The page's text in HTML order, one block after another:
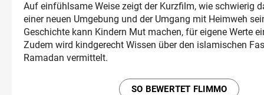
Auf einfühlsame Weise zeigt der Kurzfilm, wie schwierig
einer neuen Umgebung und der Umgang mit Heimweh
Geschichte kann Kindern Mut machen, für eigene Werte
Zudem wird kindgerecht Wissen über den islamischen
Ramadan vermittelt.
SO BEWERTET FLIMMO